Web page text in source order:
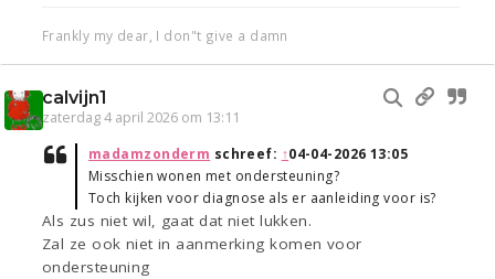
Frankly my dear, I don"t give a damn
calvijn1
zaterdag 4 april 2026 om 13:11
madamzonderm schreef: ↑04-04-2026 13:05
Misschien wonen met ondersteuning?
Toch kijken voor diagnose als er aanleiding voor is?
Als zus niet wil, gaat dat niet lukken.
Zal ze ook niet in aanmerking komen voor
ondersteuning